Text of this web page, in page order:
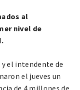
al
nivel de
y el intendente de
el jueves un
de 4 millones de